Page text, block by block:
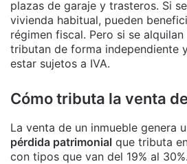
plazas de garaje y trasteros. Si
vivienda habitual, pueden
régimen fiscal. Pero si se
tributan de forma independiente
estar sujetos a IVA.
Cómo tributa la venta
La venta de un inmueble genera
pérdida patrimonial que tributa
con tipos que van del 19% al 30%.